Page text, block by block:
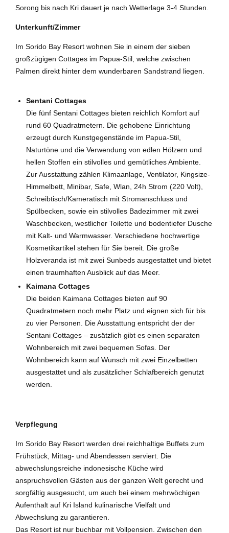
Sorong bis nach Kri dauert je nach Wetterlage 3-4 Stunden.
Unterkunft/Zimmer
Im Sorido Bay Resort wohnen Sie in einem der sieben
großzügigen Cottages im Papua-Stil, welche zwischen
Palmen direkt hinter dem wunderbaren Sandstrand liegen.
Sentani Cottages
Die fünf Sentani Cottages bieten reichlich Komfort auf
rund 60 Quadratmetern. Die gehobene Einrichtung
erzeugt durch Kunstgegenstände im Papua-Stil,
Naturtöne und die Verwendung von edlen Hölzern und
hellen Stoffen ein stilvolles und gemütliches Ambiente.
Zur Ausstattung zählen Klimaanlage, Ventilator, Kingsize-
Himmelbett, Minibar, Safe, Wlan, 24h Strom (220 Volt),
Schreibtisch/Kameratisch mit Stromanschluss und
Spülbecken, sowie ein stilvolles Badezimmer mit zwei
Waschbecken, westlicher Toilette und bodentiefer Dusche
mit Kalt- und Warmwasser. Verschiedene hochwertige
Kosmetikartikel stehen für Sie bereit. Die große
Holzveranda ist mit zwei Sunbeds ausgestattet und bietet
einen traumhaften Ausblick auf das Meer.
Kaimana Cottages
Die beiden Kaimana Cottages bieten auf 90
Quadratmetern noch mehr Platz und eignen sich für bis
zu vier Personen. Die Ausstattung entspricht der der
Sentani Cottages – zusätzlich gibt es einen separaten
Wohnbereich mit zwei bequemen Sofas. Der
Wohnbereich kann auf Wunsch mit zwei Einzelbetten
ausgestattet und als zusätzlicher Schlafbereich genutzt
werden.
Verpflegung
Im Sorido Bay Resort werden drei reichhaltige Buffets zum
Frühstück, Mittag- und Abendessen serviert. Die
abwechslungsreiche indonesische Küche wird
anspruchsvollen Gästen aus der ganzen Welt gerecht und
sorgfältig ausgesucht, um auch bei einem mehrwöchigen
Aufenthalt auf Kri Island kulinarische Vielfalt und
Abwechslung zu garantieren.
Das Resort ist nur buchbar mit Vollpension. Zwischen den